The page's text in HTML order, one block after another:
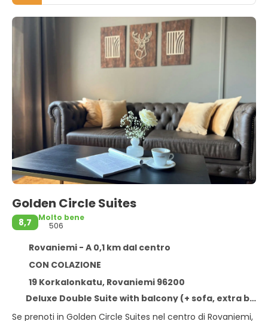
Golden Circle Suites
8,7
Molto bene
506
Rovaniemi - A 0,1 km dal centro
CON COLAZIONE
19 Korkalonkatu, Rovaniemi 96200
Deluxe Double Suite with balcony (+ sofa, extra beds not included, with sauna, kitchen)
Se prenoti in Golden Circle Suites nel centro di Rovaniemi,